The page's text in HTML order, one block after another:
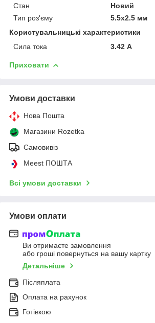
Стан
Новий
Тип роз'єму
5.5x2.5 мм
Користувальницькі характеристики
Сила тока
3.42 А
Приховати
Умови доставки
Нова Пошта
Магазини Rozetka
Самовивіз
Meest ПОШТА
Всі умови доставки
Умови оплати
Ви отримаєте замовлення
або гроші повернуться на вашу картку
Детальніше
Післяплата
Оплата на рахунок
Готівкою